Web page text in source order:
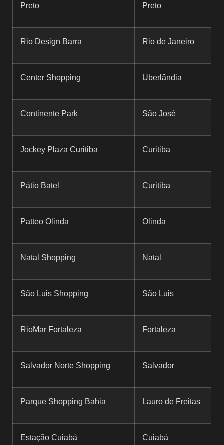
Preto Preto
Rio Design Barra Rio de Janeiro
Center Shopping Uberlândia
Continente Park São José
Jockey Plaza Curitiba Curitiba
Pátio Batel Curitiba
Patteo Olinda Olinda
Natal Shopping Natal
São Luis Shopping São Luis
RioMar Fortaleza Fortaleza
Salvador Norte Shopping Salvador
Parque Shopping Bahia Lauro de Freitas
Estação Cuiabá Cuiabá